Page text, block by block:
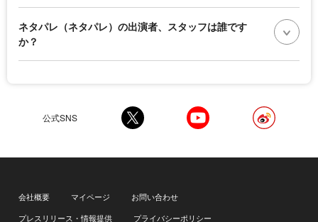
ネタパレ（ネタパレ）の出演者、スタッフは誰です
か？
公式SNS
会社概要 マイページ
お問い合わせ
プレスリリース・情報提供
プライバシーポリシー